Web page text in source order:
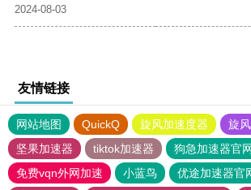
2024-08-03
友情链接
网站地图 QuickQ 旋风加速度器
旋
坚果加速器
tiktok加速器
狗急加速器官
免费vqn外网加速
小蓝鸟 优途加速器官